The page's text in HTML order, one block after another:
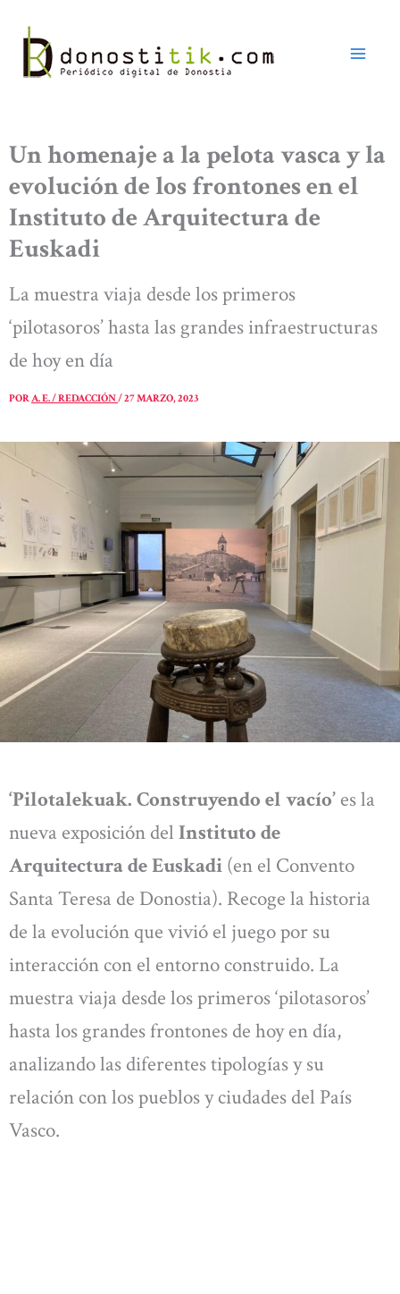
contenido
Un homenaje a la pelota vasca y la
evolución de los frontones en el
Instituto de Arquitectura de
Euskadi
La muestra viaja desde los primeros
‘pilotasoros’ hasta las grandes infraestructuras
de hoy en día
PORA. E. / REDACCIÓN/27 MARZO, 2023
‘Pilotalekuak. Construyendo el vacío’ es la
nueva exposición del Instituto de
Arquitectura de Euskadi (en el Convento
Santa Teresa de Donostia). Recoge la historia
de la evolución que vivió el juego por su
interacción con el entorno construido. La
muestra viaja desde los primeros ‘pilotasoros’
hasta los grandes frontones de hoy en día,
analizando las diferentes tipologías y su
relación con los pueblos y ciudades del País
Vasco.